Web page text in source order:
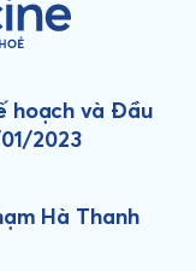
hoạch và Đầu
2023
Hà Thanh